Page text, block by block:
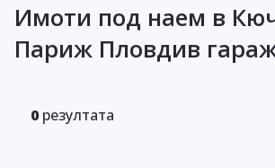
Имоти под наем в
Париж Пловдив
0 резултата